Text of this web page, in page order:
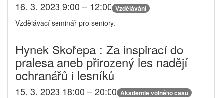
16. 3. 2023 9:00 – 12:00 Vzdělávání
Vzdělávací seminář pro seniory.
Hynek Skořepa : Za inspirací do
pralesa aneb přirozený les nadějí
ochranářů i lesníků
15. 3. 2023 18:00 – 20:00 Akademie volného času